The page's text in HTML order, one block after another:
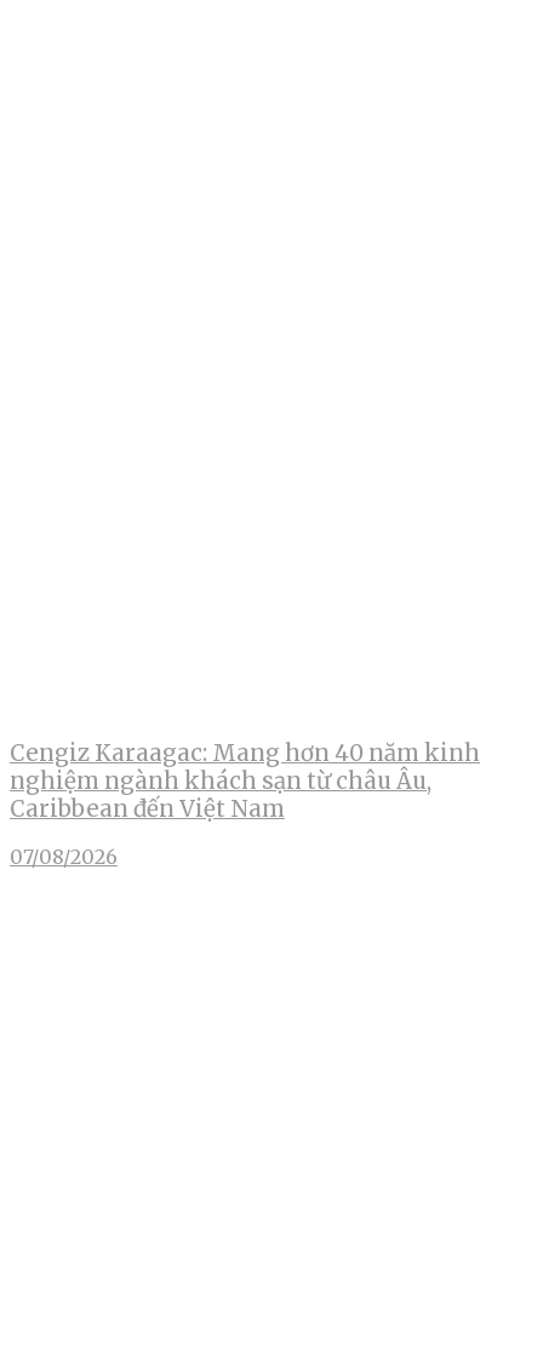
Cengiz Karaagac: Mang hơn 40 năm kinh
nghiệm ngành khách sạn từ châu Âu,
Caribbean đến Việt Nam
07/08/2026